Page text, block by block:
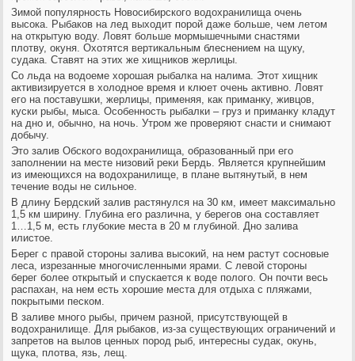
Зимой популярность Новосибирского водохранилища очень
высока. Рыбаков на лед выходит порой даже больше, чем летом
на открытую воду. Ловят больше мормышечными снастями
плотву, окуня. Охотятся вертикальным блеснением на щуку,
судака. Ставят на этих же хищников жерлицы.
Со льда на водоеме хорошая рыбалка на налима. Этот хищник
активизируется в холодное время и клюет очень активно. Ловят
его на поставушки, жерлицы, применяя, как приманку, живцов,
куски рыбы, мыса. Особенность рыбалки – груз и приманку кладут
на дно и, обычно, на ночь. Утром же проверяют снасти и снимают
добычу.
Это залив Обского водохранилища, образованный при его
заполнении на месте низовий реки Бердь. Является крупнейшим
из имеющихся на водохранилище, в плане вытянутый, в нем
течение воды не сильное.
В длину Бердский залив растянулся на 30 км, имеет максимально
1,5 км ширину. Глубина его различна, у берегов она составляет
1…1,5 м, есть глубокие места в 20 м глубиной. Дно залива
илистое.
Берег с правой стороны залива высокий, на нем растут сосновые
леса, изрезанные многочисленными ярами. С левой стороны
берег более открытый и спускается к воде полого. Он почти весь
распахан, на нем есть хорошие места для отдыха с пляжами,
покрытыми песком.
В заливе много рыбы, причем разной, присутствующей в
водохранилище. Для рыбаков, из-за существующих ограничений и
запретов на вылов ценных пород рыб, интересны судак, окунь,
щука, плотва, язь, лещ.